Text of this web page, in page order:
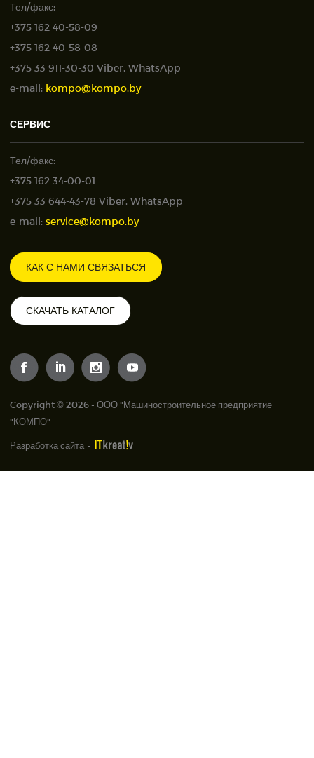
Тел/факс:
+375 162 40-58-09
+375 162 40-58-08
+375 33 911-30-30 Viber, WhatsApp
e-mail: kompo@kompo.by
СЕРВИС
Тел/факс:
+375 162 34-00-01
+375 33 644-43-78 Viber, WhatsApp
e-mail: service@kompo.by
КАК С НАМИ СВЯЗАТЬСЯ
СКАЧАТЬ КАТАЛОГ
Copyright © 2026 - ООО "Машиностроительное предприятие
"КОМПО"
Разработка сайта -